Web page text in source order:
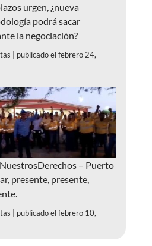
urgen, ¿nueva
podrá sacar
la negociación?
publicado el febrero 24,
– Puerto
presente, presente,
| publicado el febrero 10,